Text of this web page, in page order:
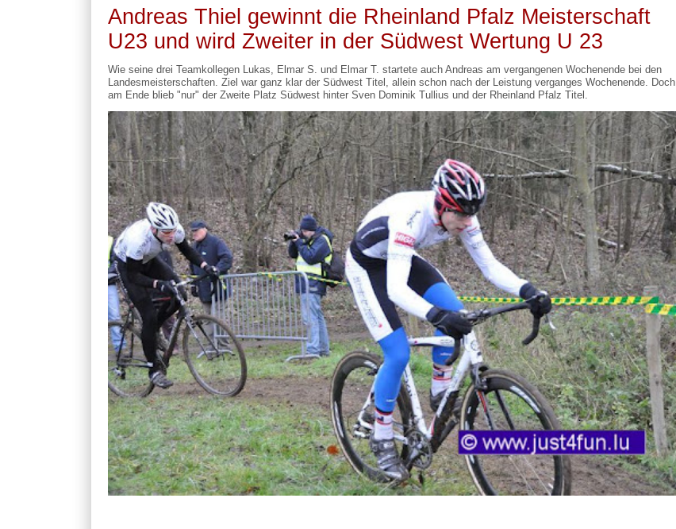
Andreas Thiel gewinnt die Rheinland Pfalz Meisterschaft
U23 und wird Zweiter in der Südwest Wertung U 23
Wie seine drei Teamkollegen Lukas, Elmar S. und Elmar T. startete auch Andreas am vergangenen Wochenende bei den
Landesmeisterschaften. Ziel war ganz klar der Südwest Titel, allein schon nach der Leistung verganges Wochenende. Doch
am Ende blieb "nur" der Zweite Platz Südwest hinter Sven Dominik Tullius und der Rheinland Pfalz Titel.